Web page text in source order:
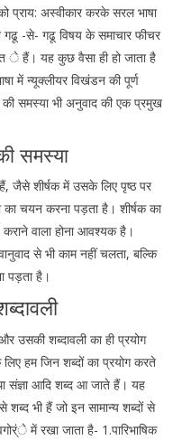
प्राय: अस्वीकार करके सरल भाषा
गढू -से- गढू विषय के समाचार फीचर
हैं। यह कुछ वैसा ही हो जाता है
में न्यूक्लीयर विखंडन की पूर्ण
समस्या भी अनुवाद की एक प्रमुख
समस्या
जैसे शीर्षक में उसके लिए पृष्ठ पर
चयन करना पड़ता है। शीर्षक का
वाला होना आवश्यक है।
से भी काम नहीं चलता, बल्कि
पड़ता है।
उसकी शब्दावली का ही प्रयोग
हम जिन शब्दों का प्रयोग करते
संज्ञा आदि शब्द आ जाते हैं। यह
शब्द भी हैं जो इन सामान्य शब्दों से
में रखा जाता है- 1.पारिभाषिक